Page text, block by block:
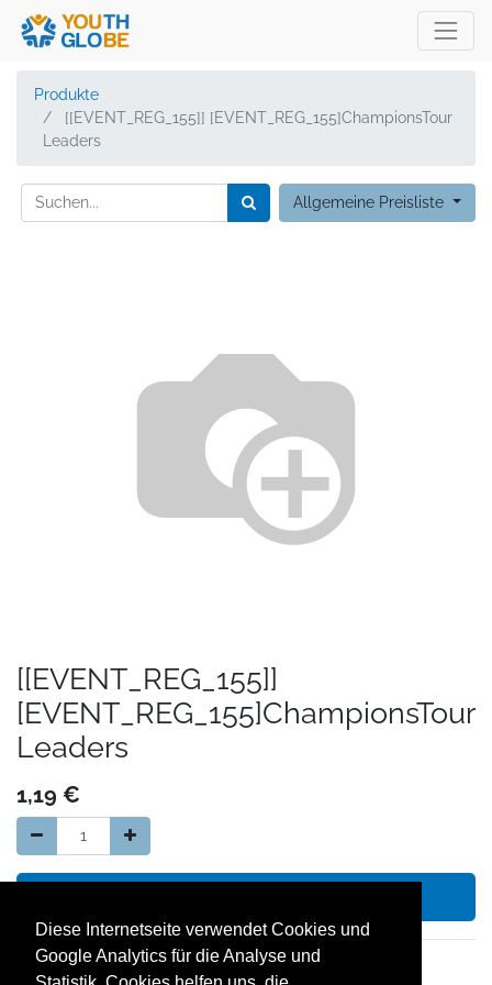
Diese Internetseite verwendet Cookies und
Google Analytics für die Analyse und
Produkte
[[EVENT_REG_155]] [EVENT_REG_155]ChampionsTour
Leaders
Allgemeine Preisliste
[[EVENT_REG_155]]
[EVENT_REG_155]ChampionsTour
Leaders
1,19 €
14 Tage Geld zurück Garantie